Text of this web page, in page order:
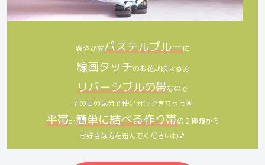
爽やかなパステルブルーに
線画タッチのお花が映える🌼
リバーシブルの帯なので
その日の気分で使い分けできちゃう🌟
平帯or簡単に結べる作り帯の２種類から
お好きな方を選んでくださいね🎵